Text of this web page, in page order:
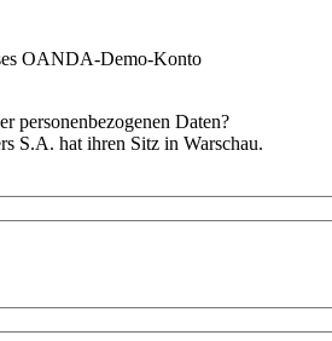
OANDA-Demo-Konto
personenbezogenen Daten?
S.A. hat ihren Sitz in Warschau.